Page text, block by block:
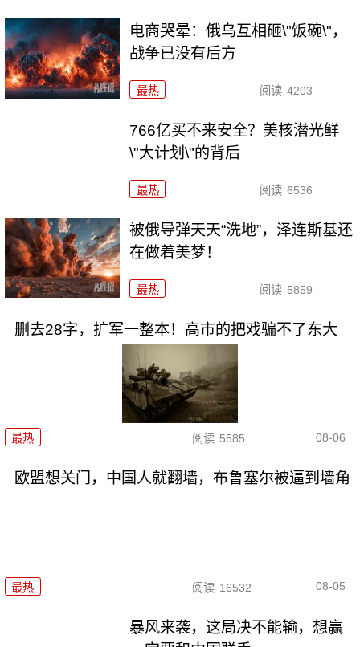
电商哭晕：俄乌互相砸\"饭碗\"，
战争已没有后方
最热 阅读 4203
766亿买不来安全？美核潜光鲜
\"大计划\"的背后
最热 阅读 6536
被俄导弹天天“洗地”，泽连斯基还
在做着美梦！
最热 阅读 5859
删去28字，扩军一整本！高市的把戏骗不了东大
最热 阅读 5585 08-06
欧盟想关门，中国人就翻墙，布鲁塞尔被逼到墙角
最热 阅读 16532 08-05
暴风来袭，这局决不能输，想赢